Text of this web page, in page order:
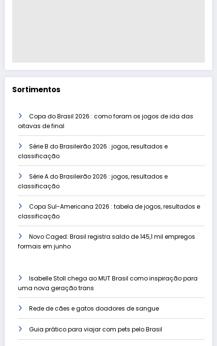
Sortimentos
Copa do Brasil 2026 : como foram os jogos de ida das
oitavas de final
Série B do Brasileirão 2026 : jogos, resultados e
classificação
Série A do Brasileirão 2026 : jogos, resultados e
classificação
Copa Sul-Americana 2026 : tabela de jogos, resultados e
classificação
Novo Caged: Brasil registra saldo de 145,1 mil empregos
formais em junho
Isabelle Stoll chega ao MUT Brasil como inspiração para
uma nova geração trans
Rede de cães e gatos doadores de sangue
Guia prático para viajar com pets pelo Brasil